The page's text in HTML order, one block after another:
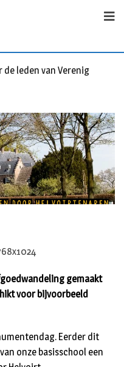
KVW
gemaakt
voor bijvoorbeeld
Eerder dit
onze basisschool een